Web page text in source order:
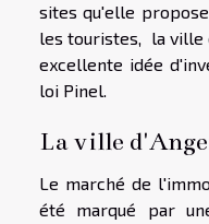
sites qu'elle
les touristes, la ville
excellente idée
loi Pinel.
La ville
Le marché de
été marqué par